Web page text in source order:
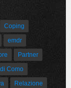
Coping
emdr
Partner
Como
Relazione